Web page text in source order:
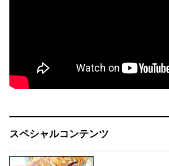
スペシャルコンテンツ